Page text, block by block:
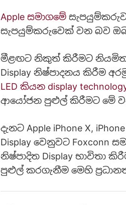
Apple සමාගමේ
සැපයුම්කරුවෙක් වන බව
මීළඟට නිකුත් කිරීමට නියමිත
Display නිෂ්පාදනය කිරීම
LED කියන display
ආයෝජන පුළුල් කිරීමට මේ
දැනට Apple iPhone X,
Display වෙනුවට Foxconn
නිෂ්පාදිත Display භාවිතා
පුළුල් කරගැනීම මෙහි